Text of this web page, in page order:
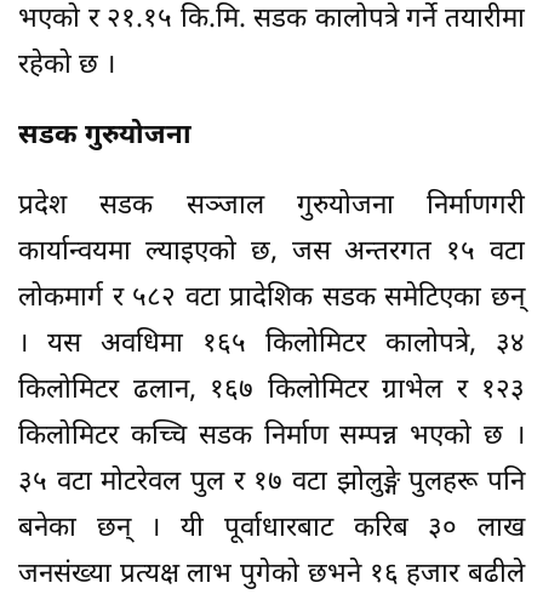
भएको र २१.१५ कि.मि. सडक कालोपत्रे गर्ने तयारीमा
रहेको छ ।
सडक गुरुयोजना
प्रदेश सडक सञ्जाल गुरुयोजना निर्माणगरी
कार्यान्वयमा ल्याइएको छ, जस अन्तरगत १५ वटा
लोकमार्ग र ५८२ वटा प्रादेशिक सडक समेटिएका छन्
। यस अवधिमा १६५ किलोमिटर कालोपत्रे, ३४
किलोमिटर ढलान, १६७ किलोमिटर ग्राभेल र १२३
किलोमिटर कच्चि सडक निर्माण सम्पन्न भएको छ ।
३५ वटा मोटरेवल पुल र १७ वटा झोलुङ्गे पुलहरू पनि
बनेका छन् । यी पूर्वाधारबाट करिब ३० लाख
जनसंख्या प्रत्यक्ष लाभ पुगेको छभने १६ हजार बढीले